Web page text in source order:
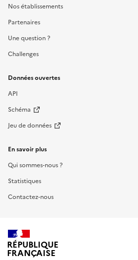
Nos établissements
Partenaires
Une question ?
Challenges
Données ouvertes
API
Schéma
Jeu de données
En savoir plus
Qui sommes-nous ?
Statistiques
Contactez-nous
RÉPUBLIQUE
FRANÇAISE